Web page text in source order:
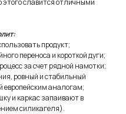
славится отличными
продукт;
переноса и короткой дуги;
за счет рядной намотки;
ровный и стабильный
европейским аналогам;
и каркас запаивают в
силикагеля).